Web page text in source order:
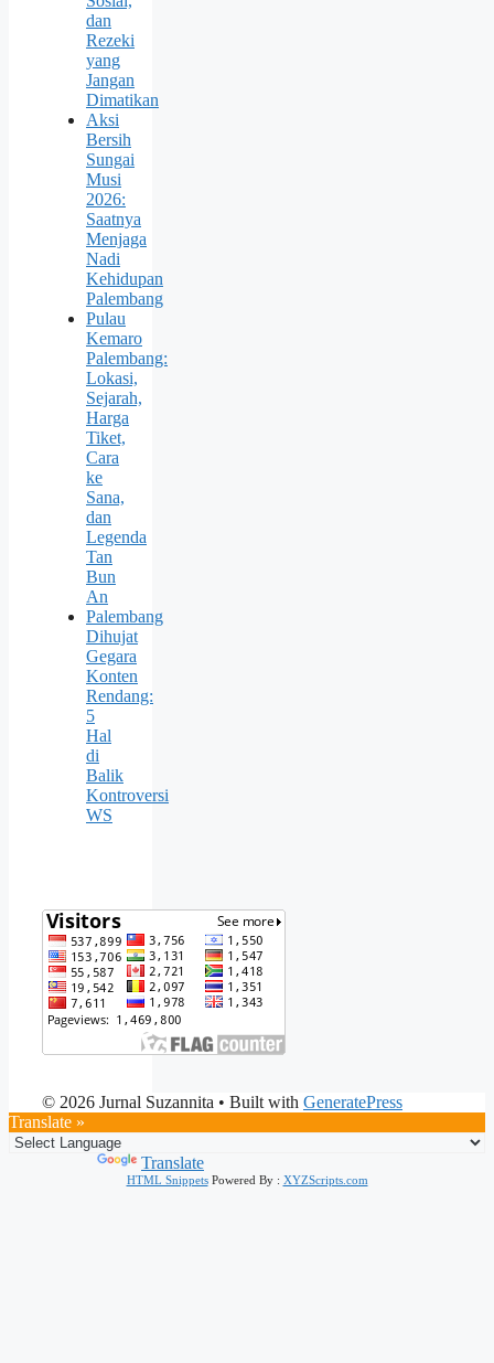
dan
Rezeki
yang
Jangan
Dimatikan
Aksi
Bersih
Sungai
Musi
2026:
Saatnya
Menjaga
Nadi
Kehidupan
Palembang
Pulau
Kemaro
Palembang:
Lokasi,
Sejarah,
Harga
Tiket,
Cara
ke
Sana,
dan
Legenda
Tan
Bun
An
Palembang
Dihujat
Gegara
Konten
Rendang:
5
Hal
di
Balik
Kontroversi
WS
© 2026 Jurnal Suzannita • Built with GeneratePress
Translate »
Translate
HTML SnippetsPowered By : XYZScripts.com